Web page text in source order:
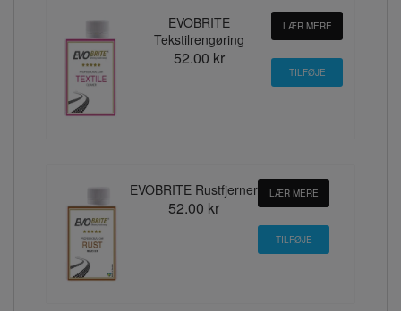
EVOBRITE
Tekstilrengøring
52.00 kr
LÆR MERE
EVOBRITE Rustfjerner
52.00 kr
LÆR MERE